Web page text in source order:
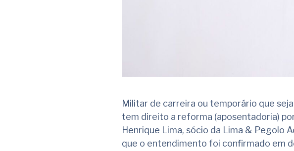
Militar de carreira ou temporário que
tem direito a reforma (aposentadoria)
Henrique Lima, sócio da Lima & Pegolo
que o entendimento foi confirmado em